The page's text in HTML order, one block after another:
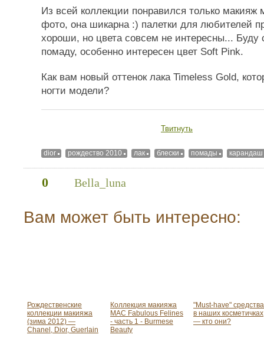
Из всей коллекции понравился только макияж
фото, она шикарна :) палетки для любителей
хороши, но цвета совсем не интересны... Буду
помаду, особенно интересен цвет Soft Pink.
Как вам новый оттенок лака Timeless Gold,
ногти модели?
Твитнуть
dior рождество 2010 лак блески помады карандаш
0 Bella_luna
Вам может быть интересно:
Рождественские
коллекции макияжа
(зима 2012) —
Chanel, Dior, Guerlain
Коллекция макияжа
MAC Fabulous Felines
- часть 1 - Burmese
Beauty
"Must-have" средства
в наших косметичках
— кто они?